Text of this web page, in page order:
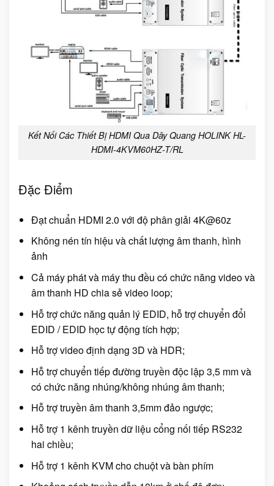
Kết Nối Các Thiết Bị HDMI Qua Dây Quang HOLINK HL-
HDMI-4KVM60HZ-T/RL
Đặc Điểm
Đạt chuẩn HDMI 2.0 với độ phân giải 4K@60z
Không nén tín hiệu và chất lượng âm thanh, hình
ảnh
Cả máy phát và máy thu đều có chức năng video và
âm thanh HD chia sẻ video loop;
Hỗ trợ chức năng quản lý EDID, hỗ trợ chuyển đổi
EDID / EDID học tự động tích hợp;
Hỗ trợ video định dạng 3D và HDR;
Hỗ trợ chuyển tiếp đường truyền độc lập 3,5 mm và
có chức năng nhúng/không nhúng âm thanh;
Hỗ trợ truyền âm thanh 3,5mm đảo ngược;
Hỗ trợ 1 kênh truyền dữ liệu cổng nối tiếp RS232
hai chiều;
Hỗ trợ 1 kênh KVM cho chuột và bàn phím